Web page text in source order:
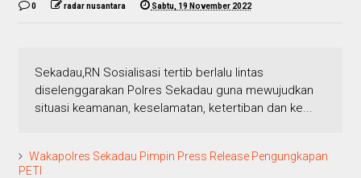
0 radar nusantara Sabtu, 19 November 2022
Sekadau,RN Sosialisasi tertib berlalu lintas
diselenggarakan Polres Sekadau guna mewujudkan
situasi keamanan, keselamatan, ketertiban dan ke...
Wakapolres Sekadau Pimpin Press Release Pengungkapan
PETI